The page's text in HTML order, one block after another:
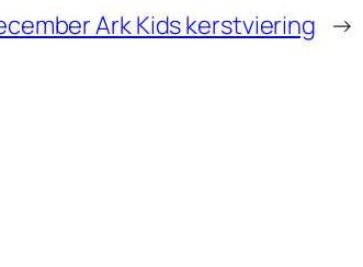
Ark Kids kerstviering →